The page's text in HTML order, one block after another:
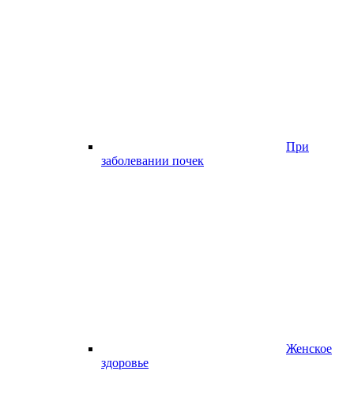
При
заболевании почек
Женское
здоровье